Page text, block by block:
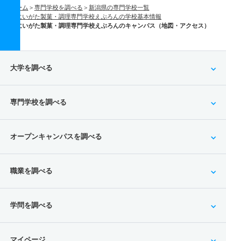
ホーム 専門学校を調べる
新潟県の専門学校一覧
にいがた製菓・調理専門学校えぷろんの学校基本情報
にいがた製菓・調理専門学校えぷろんのキャンパス（地図・アクセス）
大学を調べる
専門学校を調べる
オープンキャンパスを調べる
職業を調べる
学問を調べる